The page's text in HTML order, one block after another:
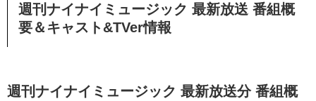
週刊ナイナイミュージック 最新放送 番組概
要＆キャスト&TVer情報
週刊ナイナイミュージック 最新放送分 番組概